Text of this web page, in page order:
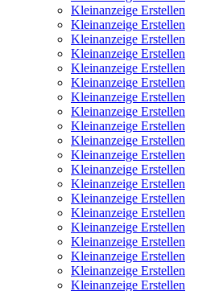
Kleinanzeige Erstellen
Kleinanzeige Erstellen
Kleinanzeige Erstellen
Kleinanzeige Erstellen
Kleinanzeige Erstellen
Kleinanzeige Erstellen
Kleinanzeige Erstellen
Kleinanzeige Erstellen
Kleinanzeige Erstellen
Kleinanzeige Erstellen
Kleinanzeige Erstellen
Kleinanzeige Erstellen
Kleinanzeige Erstellen
Kleinanzeige Erstellen
Kleinanzeige Erstellen
Kleinanzeige Erstellen
Kleinanzeige Erstellen
Kleinanzeige Erstellen
Kleinanzeige Erstellen
Kleinanzeige Erstellen